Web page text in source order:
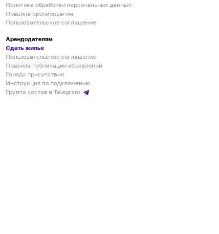
Политика обработки персональных данных
Правила бронирования
Пользовательское соглашение
Арендодателям
Сдать жилье
Пользовательское соглашение
Правила публикации объявлений
Города присутствия
Инструкция по подключению
Группа хостов в Telegram